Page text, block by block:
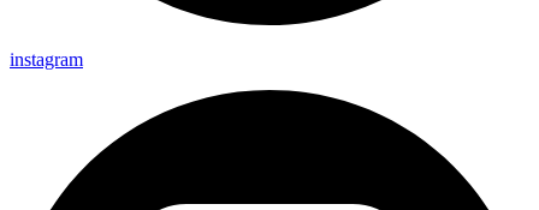
instagram